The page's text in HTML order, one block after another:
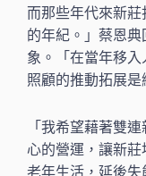
而那些年代來新
的年紀。」蔡恩
象。「在當年移
照顧的推動拓展是
「我希望藉著雙
心的營運，讓新
老年生活，延後